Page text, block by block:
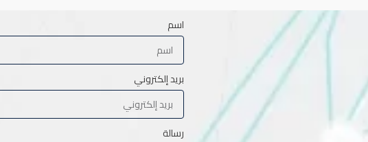
اسم
بريد إلكتروني
رسالة